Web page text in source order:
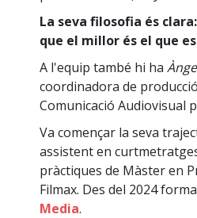
La seva filosofia és
que el millor és el que
A l'equip també hi ha
coordinadora de
Comunicació Audiovisual
Va començar la seva
assistent en
pràctiques de Màster en
Filmax. Des del 2024
Media.